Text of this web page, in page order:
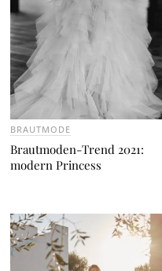
BRAUTMODE
Brautmoden-Trend 2021:
modern Princess